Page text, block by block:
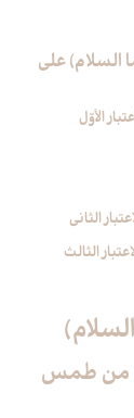
السلام) على
من طمس